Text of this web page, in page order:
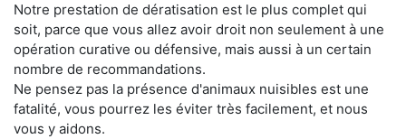
Notre prestation de dératisation est le plus complet qui
soit, parce que vous allez avoir droit non seulement à une
opération curative ou défensive, mais aussi à un certain
nombre de recommandations.
Ne pensez pas la présence d'animaux nuisibles est une
fatalité, vous pourrez les éviter très facilement, et nous
vous y aidons.